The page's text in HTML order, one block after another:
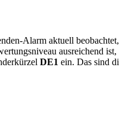
Alarm aktuell
ausreichend
DE1 ein. Das sind